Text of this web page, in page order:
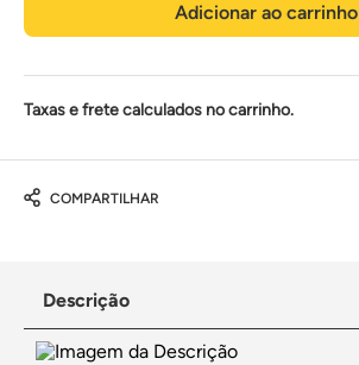
Adicionar ao carrinho
Taxas e frete calculados no carrinho.
COMPARTILHAR
Descrição